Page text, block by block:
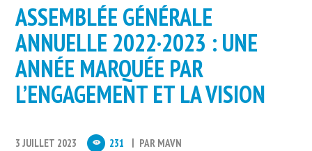
ASSEMBLÉE GÉNÉRALE
ANNUELLE 2022·2023 : UNE
ANNÉE MARQUÉE PAR
L’ENGAGEMENT ET LA VISION
3 JUILLET 2023 231 PAR MAVN